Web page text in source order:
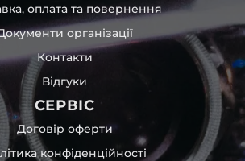
оплата та повернення
організації
Контакти
Відгуки
СЕРВІС
Договір оферти
конфіденційності